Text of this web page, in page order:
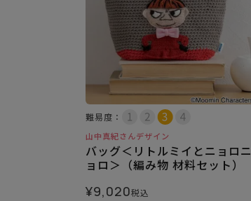
難易度：
山中真紀さんデザイン
バッグ＜リトルミイとニョロニ
ョロ＞（編み物 材料セット）
¥9,020税込